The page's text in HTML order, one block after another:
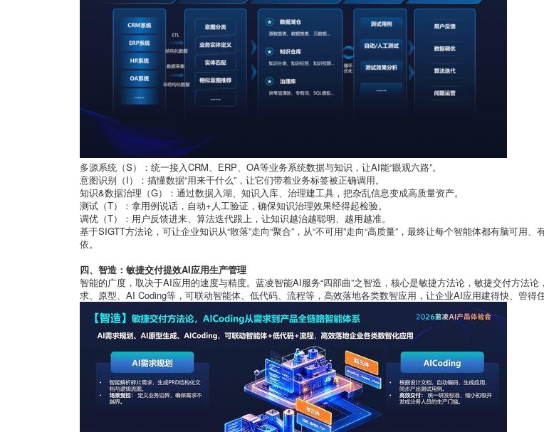
多源系统（S）：统一接入CRM、ERP、OA等业务系统数据与知识，让AI能“眼观六路”。
意图识别（I）：搞懂数据“用来干什么”，让它们带着业务标签被正确调用。
知识&数据治理（G）：通过数据入湖、知识入库、治理建工具，把杂乱信息变成高质量资产。
测试（T）：拿用例说话，自动+人工验证，确保知识治理效果经得起检验。
调优（T）：用户反馈进来、算法迭代跟上，让知识越治越聪明、越用越准。
基于SIGTT方法论，可让企业知识从“散落”走向“聚合”，从“不可用”走向“高质量”，最终让每个智能体都有脑可用、
依。
四、智造：敏捷交付提效AI应用生产管理
智能的广度，取决于AI应用的速度与精度。蓝凌智能AI服务“四部曲”之智造，核心是敏捷方法论，敏捷交付方法论
求、原型、AI Coding等，可联动智能体、低代码、流程等，高效落地各类数智应用，让企业AI应用建得快、管得住